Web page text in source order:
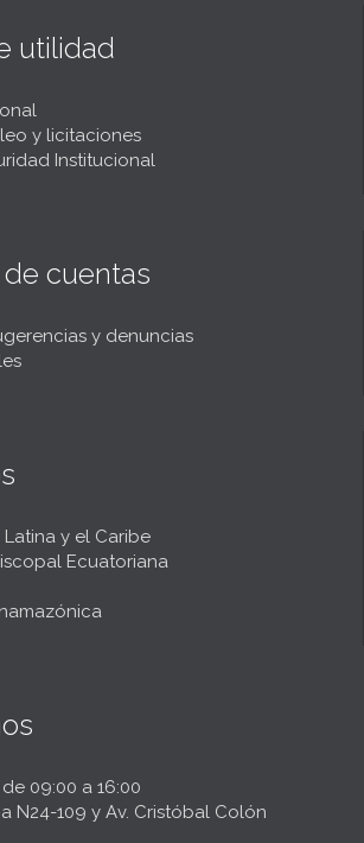
utilidad
y licitaciones
Institucional
cuentas
y denuncias
y el Caribe
Ecuatoriana
09:00 a 16:00
N24-109 y Av. Cristóbal Colón